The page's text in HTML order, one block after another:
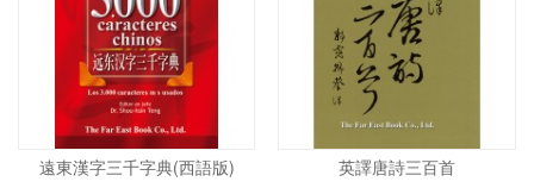
遠東漢字三千字典(西語版) 英譯唐詩三百首